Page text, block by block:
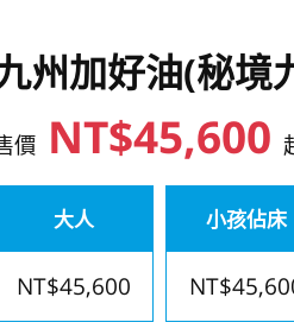
州加好油(秘境
價 NT$45,600
大人
NT$45,600
小孩佔床